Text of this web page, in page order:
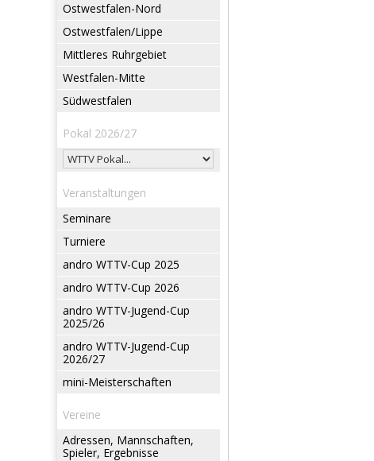
Ostwestfalen-Nord
Ostwestfalen/Lippe
Mittleres Ruhrgebiet
Westfalen-Mitte
Südwestfalen
Pokal 2026/27
Veranstaltungen
Seminare
Turniere
andro WTTV-Cup 2025
andro WTTV-Cup 2026
andro WTTV-Jugend-Cup
2025/26
andro WTTV-Jugend-Cup
2026/27
mini-Meisterschaften
Vereine
Adressen, Mannschaften,
Spieler, Ergebnisse